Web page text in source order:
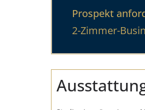
Prospekt
2-Zimmer-